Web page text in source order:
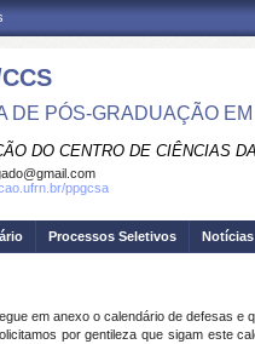
DE PÓS-GRADUAÇÃO
DO CENTRO DE CIÊNCIAS
ppgcsa
Processos Seletivos Notícias
em anexo o calendário de defesas e
por gentileza que sigam este